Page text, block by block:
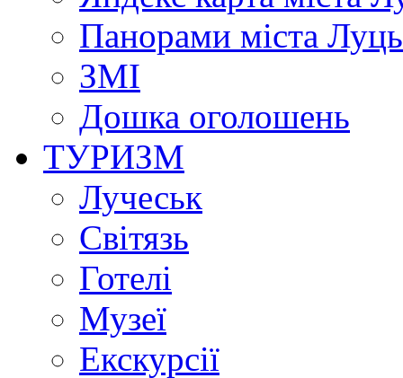
Панорами міста
ЗМІ
Дошка оголошень
ТУРИЗМ
Лучеськ
Світязь
Готелі
Музеї
Екскурсії